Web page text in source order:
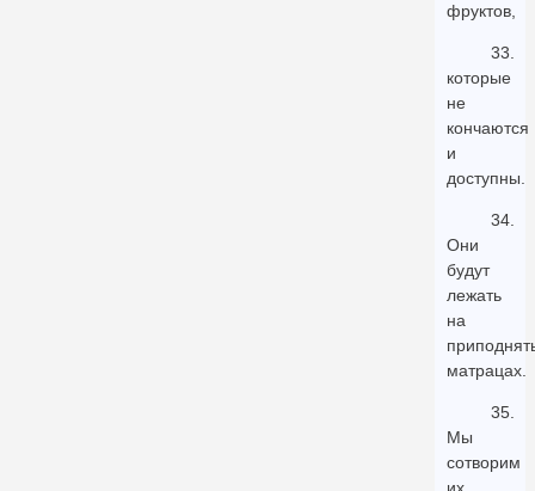
фруктов,
33.
которые
не
кончаются
и
доступны.
34.
Они
будут
лежать
на
матрацах.
35.
Мы
сотворим